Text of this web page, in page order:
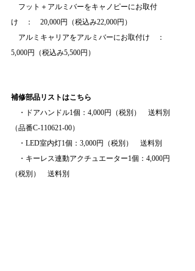
フット＋アルミバーをキャノピーにお取付
け　：　20,000円（税込み22,000円）
アルミキャリアをアルミバーにお取付け　：
5,000円（税込み5,500円）
補修部品リストはこちら
・ドアハンドル1個：4,000円（税別）　送料別
（品番C-110621-00）
・LED室内灯1個：3,000円（税別）　送料別
・キーレス連動アクチュエーター1個：4,000円
（税別）　送料別